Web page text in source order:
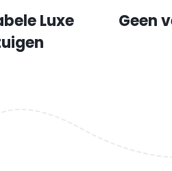
Luxe
Geen